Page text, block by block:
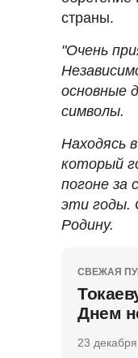
страны.
"Очень
основные
символы.
Находясь
который
погоне за
эти годы.
Родину.
СВЕЖАЯ
Днем
23